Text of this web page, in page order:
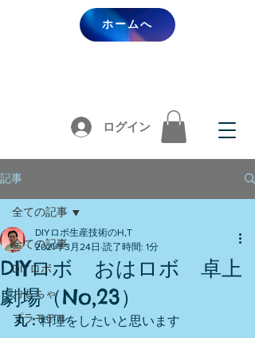
ログイン
ホームへ
記事
全ての記事
DIYロボ
おもちゃ
プラモデル
全ての記事
DIYロボ おはロボ 卓上
劇場（No,23）
DIYロボ生産技術のH,T
2021年3月24日 読了時間: 1分
丸：料理をしたいと思います